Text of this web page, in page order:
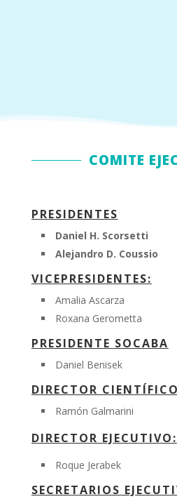
COMITE
PRESIDENTES
Daniel H. Scorsetti
Alejandro D. Coussio
VICEPRESIDENTES:
Amalia Ascarza
Roxana Gerometta
PRESIDENTE SOCABA
Daniel Benisek
DIRECTOR
Ramón Galmarini
DIRECTOR EJECUTIVO:
Roque Jerabek
SECRETARIOS